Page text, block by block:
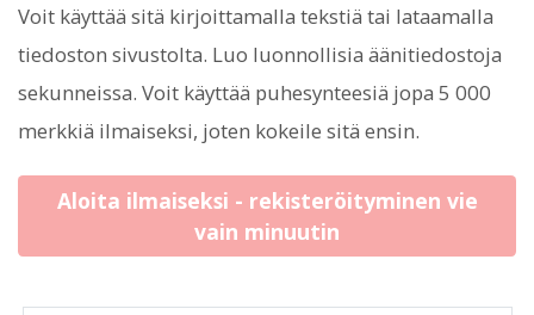
Voit käyttää sitä kirjoittamalla tekstiä tai lataamalla
tiedoston sivustolta. Luo luonnollisia äänitiedostoja
sekunneissa. Voit käyttää puhesynteesiä jopa 5 000
merkkiä ilmaiseksi, joten kokeile sitä ensin.
Aloita ilmaiseksi - rekisteröityminen vie
vain minuutin